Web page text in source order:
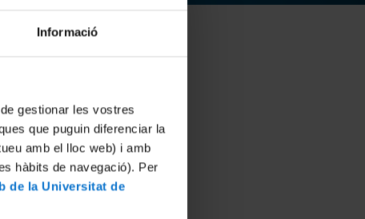
Informació
gestionar les vostres
que puguin diferenciar la
amb el lloc web) i amb
hàbits de navegació). Per
de la Universitat de